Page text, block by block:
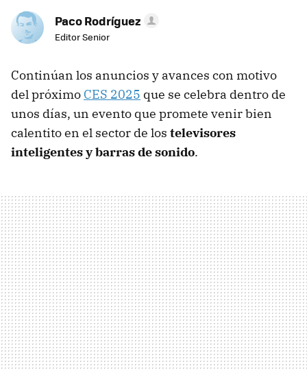
Paco Rodríguez
Editor Senior
Continúan los anuncios y avances con motivo
del próximo CES 2025 que se celebra dentro de
unos días, un evento que promete venir bien
calentito en el sector de los televisores
inteligentes y barras de sonido.